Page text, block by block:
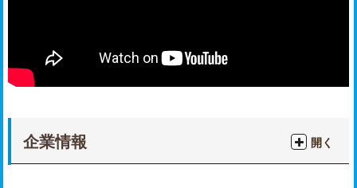
企業情報 開く